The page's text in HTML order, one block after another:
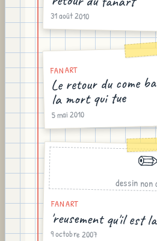
31 août 2010
FAN ART
Le retour du come
la mort qui tue
5 mai 2010
dessin non
FAN ART
'reusement qu'il est
9 octobre 2007